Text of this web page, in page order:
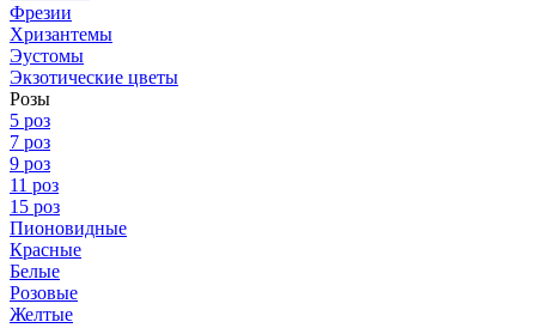
Фрезии
Хризантемы
Эустомы
Экзотические цветы
Розы
5 роз
7 роз
9 роз
11 роз
15 роз
Пионовидные
Красные
Белые
Розовые
Желтые